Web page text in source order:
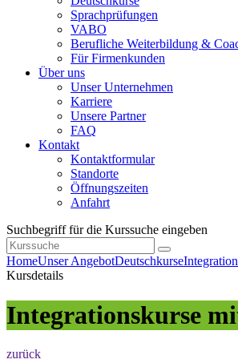
Sprachprüfungen
VABO
Berufliche Weiterbildung &
Für Firmenkunden
Über uns
Unser Unternehmen
Karriere
Unsere Partner
FAQ
Kontakt
Kontaktformular
Standorte
Öffnungszeiten
Anfahrt
Suchbegriff für die Kurssuche eingeben
HomeUnser AngebotDeutschkurse
Kursdetails
Integrationskurse
zurück